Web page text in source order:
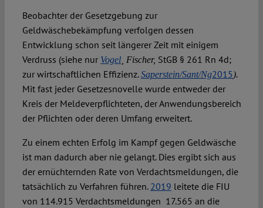
Beobachter der Gesetzgebung zur
Geldwäschebekämpfung verfolgen dessen
Entwicklung schon seit längerer Zeit mit einigem
Verdruss (siehe nur Vogel¸ Fischer, StGB § 261 Rn 4d;
zur wirtschaftlichen Effizienz.Saperstein/Sant/Ng2015).
Mit fast jeder Gesetzesnovelle wurde entweder der
Kreis der Meldeverpflichteten, der Anwendungsbereich
der Pflichten oder deren Umfang erweitert.
Zu einem echten Erfolg im Kampf gegen Geldwäsche
ist man dadurch aber nie gelangt. Dies ergibt sich aus
der ernüchternden Rate von Verdachtsmeldungen, die
tatsächlich zu Verfahren führen. 2019 leitete die FIU
von 114.915 Verdachtsmeldungen 17.565 an die